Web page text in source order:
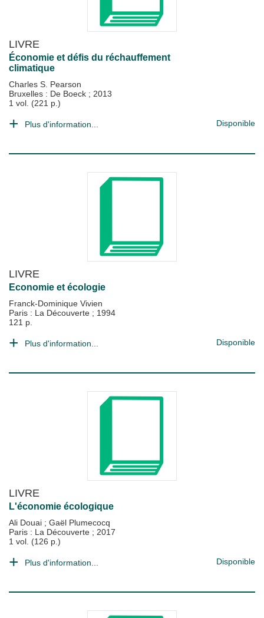
LIVRE
Économie et défis du réchauffement
climatique
Charles S. Pearson
Bruxelles : De Boeck ; 2013
1 vol. (221 p.)
Plus d'information... Disponible
LIVRE
Economie et écologie
Franck-Dominique Vivien
Paris : La Découverte ; 1994
121 p.
Plus d'information... Disponible
LIVRE
L'économie écologique
Ali Douai ; Gaël Plumecocq
Paris : La Découverte ; 2017
1 vol. (126 p.)
Plus d'information... Disponible